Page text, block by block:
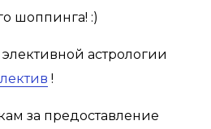
шоппинга! :)
астрологии
!
за предоставление